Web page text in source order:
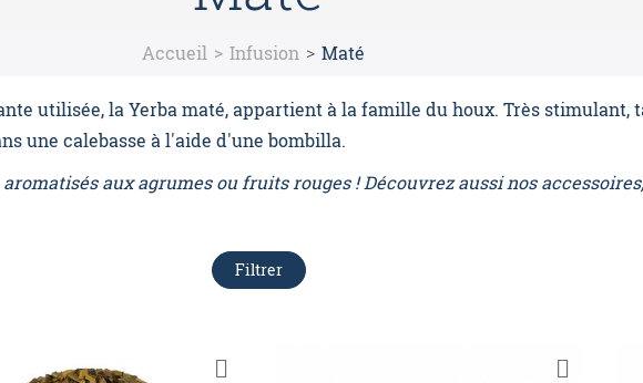
Accueil Infusion Maté
utilisée, la Yerba maté, appartient à la famille du houx. Très stimulant,
une calebasse à l'aide d'une bombilla.
aux agrumes ou fruits rouges ! Découvrez aussi nos
Filtrer